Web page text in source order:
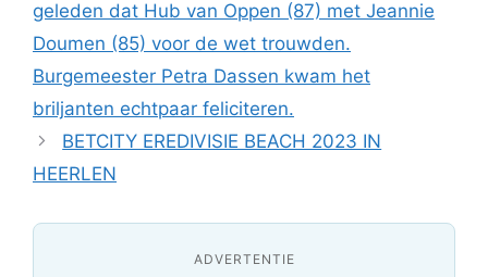
geleden dat Hub van Oppen (87) met Jeannie
Doumen (85) voor de wet trouwden.
Burgemeester Petra Dassen kwam het
briljanten echtpaar feliciteren.
BETCITY EREDIVISIE BEACH 2023 IN
HEERLEN
ADVERTENTIE